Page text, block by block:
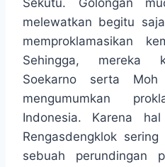
Sekutu. Golongan
melewatkan begitu
memproklamasikan
Sehingga, mereka
Soekarno serta
mengumumkan
Indonesia. Karena
Rengasdengklok
sebuah perundingan